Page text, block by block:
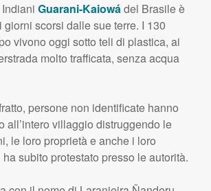
Guarani-Kaiowádel Brasile è
giorni scorsi dalle sue terre. I 130
vivono oggi sotto teli di plastica, ai
molto trafficata, senza acqua
persone non identificate hanno
all’intero villaggio distruggendo le
le loro proprietà e anche i loro
subito protestato presso le autorità.